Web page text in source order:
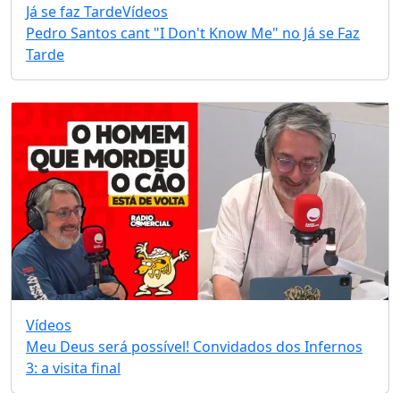
Já se faz TardeVídeos
Pedro Santos cant "I Don't Know Me" no Já se Faz
Tarde
Vídeos
Meu Deus será possível! Convidados dos Infernos
3: a visita final